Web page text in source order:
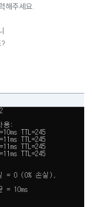
해주세요.